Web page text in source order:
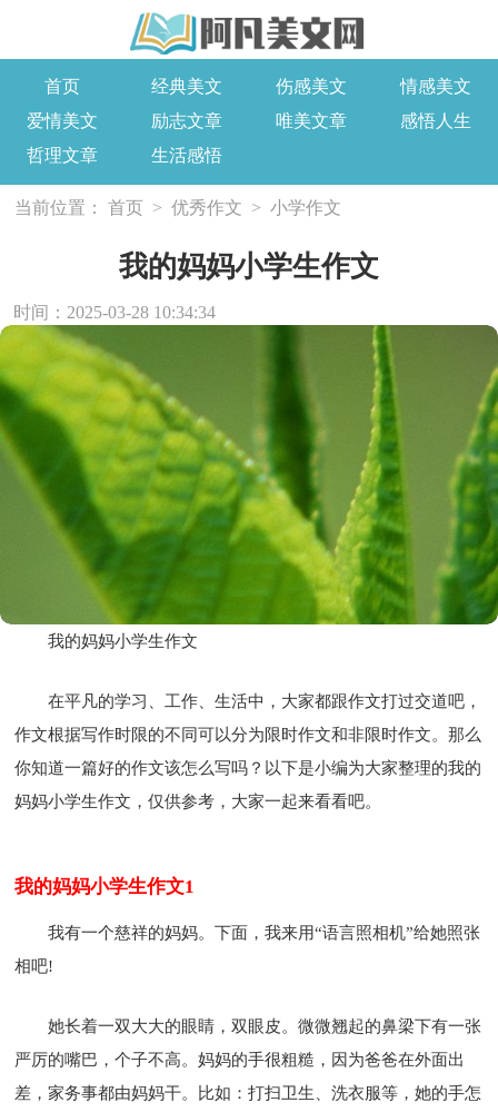
首页 经典美文 伤感美文
情感美文
爱情美文
励志文章 唯美文章
感悟人生
哲理文章
生活感悟
当前位置： 首页 > 优秀作文 > 小学作文
我的妈妈小学生作文
时间：2025-03-28 10:34:34
我的妈妈小学生作文
在平凡的学习、工作、生活中，大家都跟作文打过交道吧，
作文根据写作时限的不同可以分为限时作文和非限时作文。那么
你知道一篇好的作文该怎么写吗？以下是小编为大家整理的我的
妈妈小学生作文，仅供参考，大家一起来看看吧。
我的妈妈小学生作文1
我有一个慈祥的妈妈。下面，我来用“语言照相机”给她照张
相吧!
她长着一双大大的眼睛，双眼皮。微微翘起的鼻梁下有一张
严厉的嘴巴，个子不高。妈妈的手很粗糙，因为爸爸在外面出
差，家务事都由妈妈干。比如：打扫卫生、洗衣服等，她的手怎